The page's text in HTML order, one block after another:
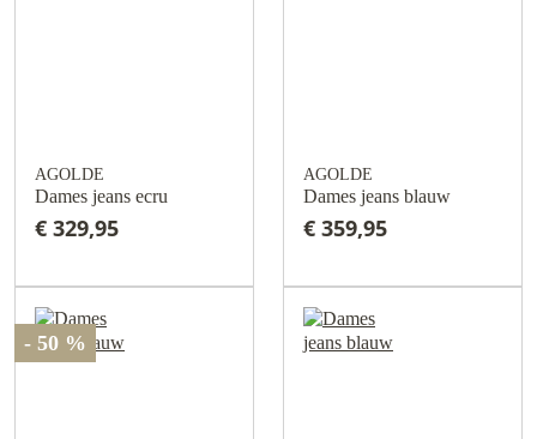
AGOLDE
Dames jeans ecru
€ 329,95
AGOLDE
Dames jeans blauw
€ 359,95
- 50 %